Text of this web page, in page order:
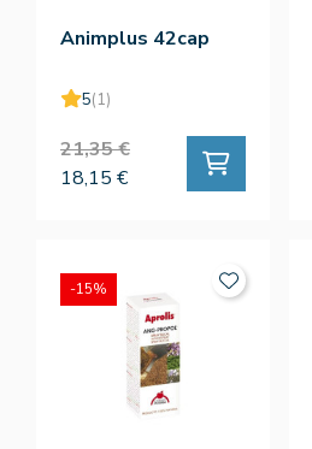
Animplus 42cap
5(1)
21,35 €
18,15 €
-15%